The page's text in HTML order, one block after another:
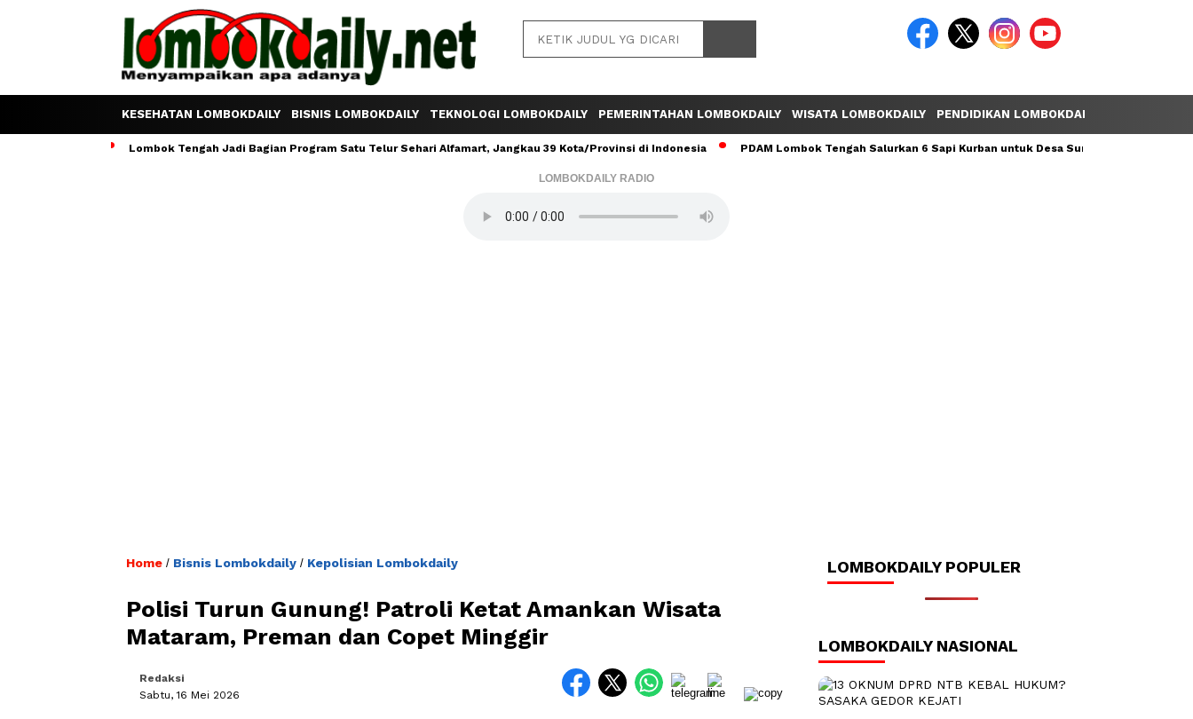
KESEHATAN LOMBOKDAILY BISNIS LOMBOKDAILY TEKNOLOGI LOMBOKDAILY PEMERINTAHAN LOMBOKDAILY WISATA LOMBOKDAILY PENDIDIKAN LOMBOKDAILY
Lombok Tengah Jadi Bagian Program Satu Telur Sehari Alfamart, Jangkau 39 Kota/Provinsi di Indonesia PDAM Lombok Tengah Salurkan 6 Sapi Kurban untuk Desa Sumber Mata Air
LOMBOKDAILY RADIO
Home / Bisnis Lombokdaily / Kepolisian Lombokdaily
Polisi Turun Gunung! Patroli Ketat Amankan Wisata
Mataram, Preman dan Copet Minggir
Redaksi
Sabtu, 16 Mei 2026
LOMBOKDAILY POPULER
LOMBOKDAILY NASIONAL